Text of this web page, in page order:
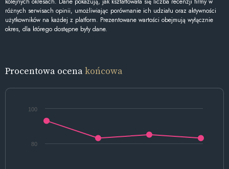
różnych serwisach opinii, umożliwiając porównanie ich udziału oraz aktywności
użytkowników na każdej z platform. Prezentowane wartości obejmują wyłącznie
okres, dla którego dostępne były dane.
Procentowa ocenakońcowa
80
100